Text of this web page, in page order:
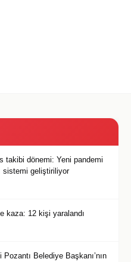
takibi dönemi: Yeni pandemi
sistemi geliştiriliyor
kaza: 12 kişi yaralandı
Belediye Başkanı’nın